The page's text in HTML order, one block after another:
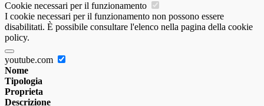
Cookie necessari per il funzionamento
I cookie necessari per il funzionamento non possono essere
disabilitati. È possibile consultare l'elenco nella pagina della cookie
policy.
youtube.com
Nome
Tipologia
Proprieta
Descrizione